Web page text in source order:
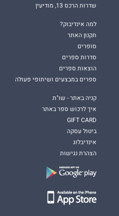
שדרות הרכס 13, מודיעין
למה אינדיבוק?
תקנון האתר
סופרים
סדרות ספרים
הוצאות ספרים
ספרים במבצעים ושיתופי פעולה
קניה באתר - שו"ת
איך לרכוש ספר באתר
GIFT CARD
ביטול עסקה
אינדיבלוג
הצהרת נגישות